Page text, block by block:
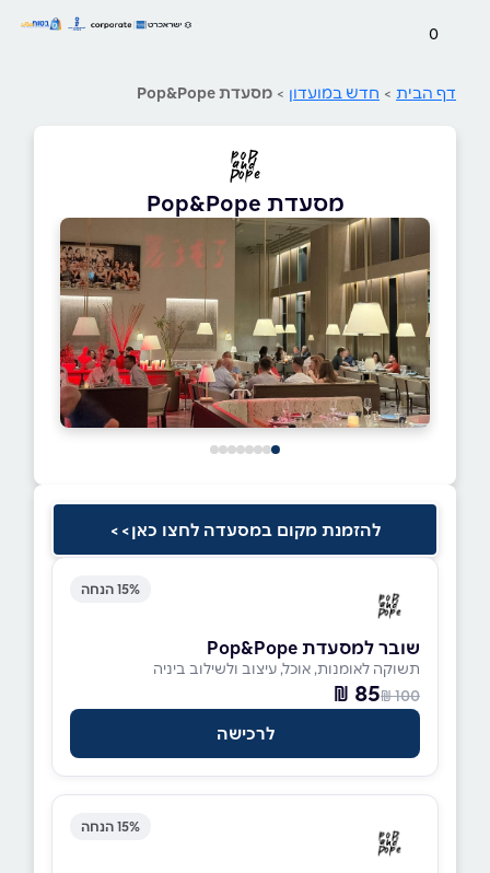
0
דף הבית > חדש במועדון > מסעדת Pop&Pope
מסעדת Pop&Pope
להזמנת מקום במסעדה לחצו כאן>>
15% הנחה
שובר למסעדת Pop&Pope
תשוקה לאומנות, אוכל, עיצוב ולשילוב ביניה
100 ₪
85 ₪
לרכישה
15% הנחה